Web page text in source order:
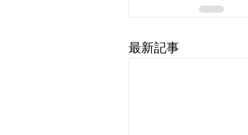
最新記事